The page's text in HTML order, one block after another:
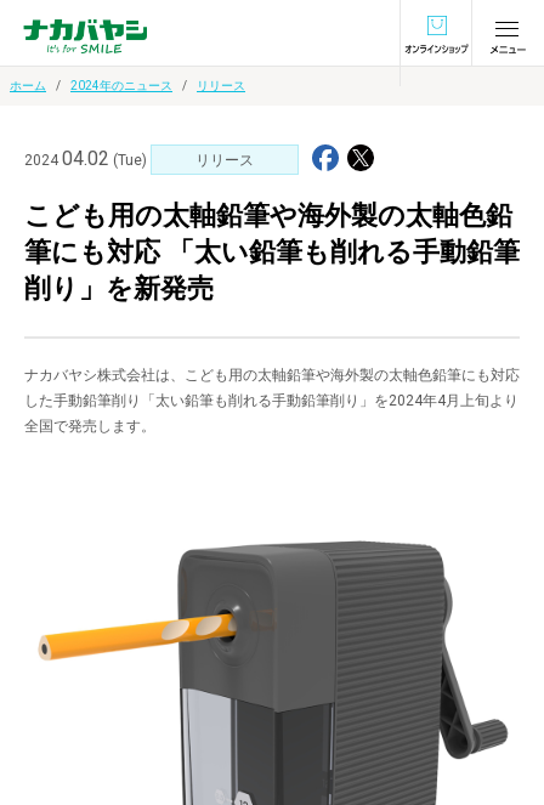
オンラインショ
ホーム 2024年のニュース リリース
2024 04.02 (Tue) リリース
こども用の太軸鉛筆や海外製の太軸色鉛
筆にも対応 「太い鉛筆も削れる手動鉛筆
削り」を新発売
ナカバヤシ株式会社は、こども用の太軸鉛筆や海外製の太軸色鉛筆にも対応
した手動鉛筆削り「太い鉛筆も削れる手動鉛筆削り」を2024年4月上旬より
全国で発売します。